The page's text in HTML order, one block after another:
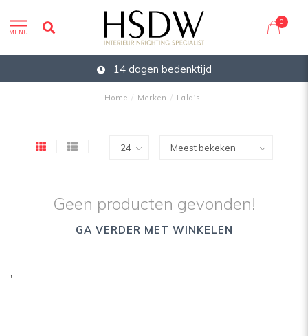
MENU
0
14 dagen bedenktijd
Home / Merken / Lala's
Geen producten gevonden!
GA VERDER MET WINKELEN
'